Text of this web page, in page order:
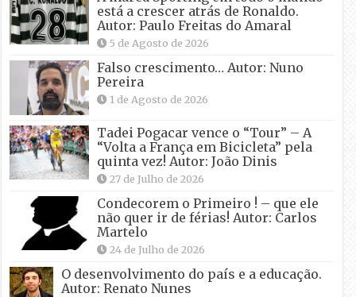
está a crescer atrás de Ronaldo.
Autor: Paulo Freitas do Amaral
5 de Agosto de 2026
Falso crescimento… Autor: Nuno
Pereira
1 de Agosto de 2026
Tadei Pogacar vence o “Tour” – A
“Volta a França em Bicicleta” pela
quinta vez! Autor: João Dinis
27 de Julho de 2026
Condecorem o Primeiro ! – que ele
não quer ir de férias! Autor: Carlos
Martelo
24 de Julho de 2026
O desenvolvimento do país e a educação.
Autor: Renato Nunes